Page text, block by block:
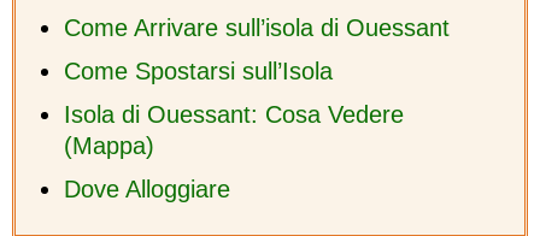
Come Arrivare sull’isola di Ouessant
Come Spostarsi sull’Isola
Isola di Ouessant: Cosa Vedere
(Mappa)
Dove Alloggiare